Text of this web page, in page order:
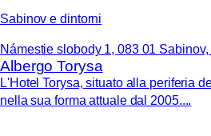
Sabinov e dintorni
Námestie slobody 1, 083 01
Albergo Torysa
L'Hotel Torysa, situato alla periferia
nella sua forma attuale dal 2005....